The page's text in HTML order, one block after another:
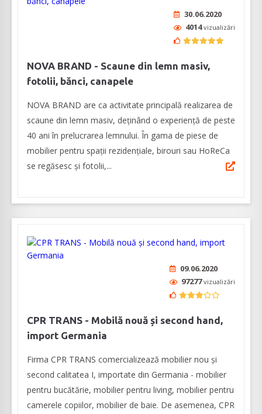
30.06.2020
4014vizualizări
NOVA BRAND - Scaune din lemn masiv,
fotolii, bănci, canapele
NOVA BRAND are ca activitate principală realizarea de
scaune din lemn masiv, deținând o experiență de peste
40 ani în prelucrarea lemnului. În gama de piese de
mobilier pentru spații rezidențiale, birouri sau HoReCa
se regăsesc și fotolii,...
09.06.2020
97277vizualizări
CPR TRANS - Mobilă nouă și second hand,
import Germania
Firma CPR TRANS comercializează mobilier nou și
second calitatea I, importate din Germania - mobilier
pentru bucătărie, mobilier pentru living, mobilier pentru
camerele copiilor, mobilier de baie. De asemenea, CPR